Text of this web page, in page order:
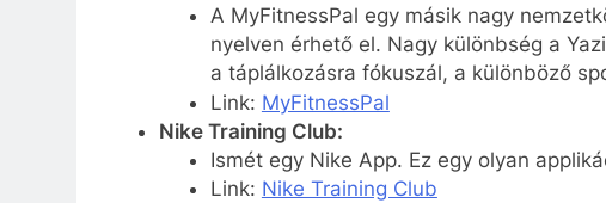
A MyFitnessPal egy másik nagy
nyelven érhető el. Nagy különbség a
a táplálkozásra fókuszál, a különböző
Link: MyFitnessPal
Nike Training Club:
Ismét egy Nike App. Ez egy olyan
Link: Nike Training Club